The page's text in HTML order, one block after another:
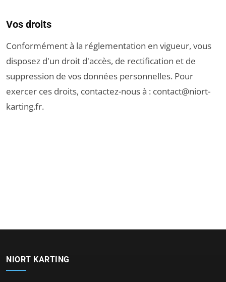
Vos droits
Conformément à la réglementation en vigueur, vous
disposez d'un droit d'accès, de rectification et de
suppression de vos données personnelles. Pour
exercer ces droits, contactez-nous à : contact@niort-
karting.fr.
NIORT KARTING